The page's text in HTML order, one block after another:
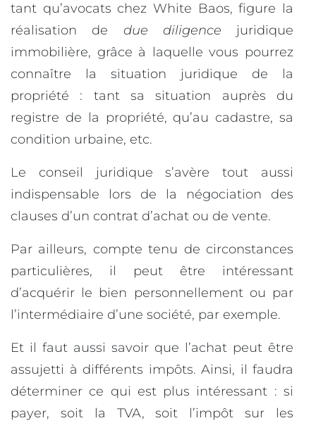
tant qu’avocats chez White Baos, figure la
réalisation de due diligence juridique
immobilière, grâce à laquelle vous pourrez
connaître la situation juridique de la
propriété : tant sa situation auprès du
registre de la propriété, qu’au cadastre, sa
condition urbaine, etc.
Le conseil juridique s’avère tout aussi
indispensable lors de la négociation des
clauses d’un contrat d’achat ou de vente.
Par ailleurs, compte tenu de circonstances
particulières, il peut être intéressant
d’acquérir le bien personnellement ou par
l’intermédiaire d’une société, par exemple.
Et il faut aussi savoir que l’achat peut être
assujetti à différents impôts. Ainsi, il faudra
déterminer ce qui est plus intéressant : si
payer, soit la TVA, soit l’impôt sur les